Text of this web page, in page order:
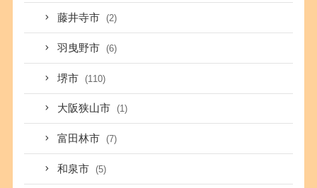
藤井寺市 (2)
羽曳野市 (6)
堺市 (110)
大阪狭山市 (1)
富田林市 (7)
和泉市 (5)